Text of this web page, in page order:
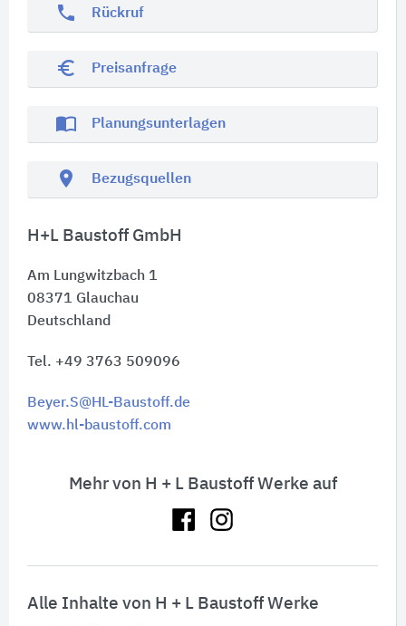
phone Rückruf
euro_symbol Preisanfrage
import_contacts Planungsunterlagen
location_on Bezugsquellen
H+L Baustoff GmbH
Am Lungwitzbach 1
08371 Glauchau
Deutschland
Tel. +49 3763 509096
Beyer.S@HL-Baustoff.de
www.hl-baustoff.com
Mehr von H + L Baustoff Werke auf
Alle Inhalte von H + L Baustoff Werke